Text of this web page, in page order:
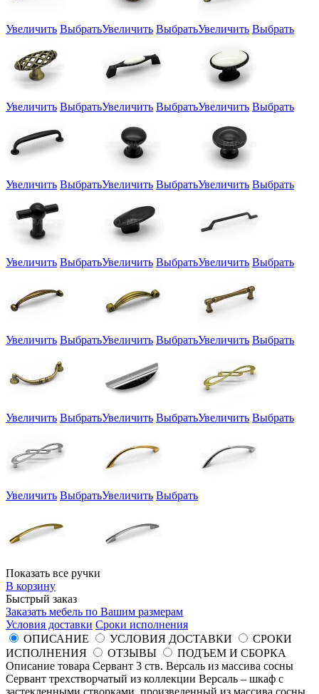
Увеличить ВыбратьУвеличить ВыбратьУвеличить Выбрать
Увеличить ВыбратьУвеличить ВыбратьУвеличить Выбрать
Увеличить ВыбратьУвеличить ВыбратьУвеличить Выбрать
Увеличить ВыбратьУвеличить ВыбратьУвеличить Выбрать
Увеличить ВыбратьУвеличить ВыбратьУвеличить Выбрать
Увеличить ВыбратьУвеличить ВыбратьУвеличить Выбрать
Увеличить ВыбратьУвеличить Выбрать
Показать все ручки
В корзину
Быстрый заказ
Заказать мебель по Вашим размерам
Условия доставки Сроки исполнения
ОПИСАНИЕ
УСЛОВИЯ ДОСТАВКИ
СРОКИ
ИСПОЛНЕНИЯ
ОТЗЫВЫ
ПОДЪЕМ И СБОРКА
Описание товара Сервант 3 ств. Версаль из массива сосны
Сервант трехстворчатый из коллекции Версаль – шкаф с